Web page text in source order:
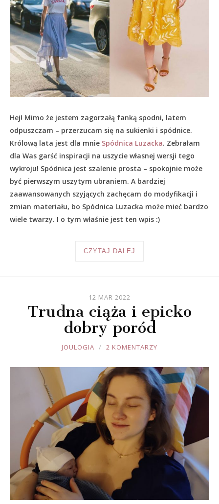
Hej! Mimo że jestem zagorzałą fanką spodni, latem
odpuszczam – przerzucam się na sukienki i spódnice.
Królową lata jest dla mnie Spódnica Luzacka. Zebrałam
dla Was garść inspiracji na uszycie własnej wersji tego
wykroju! Spódnica jest szalenie prosta – spokojnie może
być pierwszym uszytym ubraniem. A bardziej
zaawansowanych szyjących zachęcam do modyfikacji i
zmian materiału, bo Spódnica Luzacka może mieć bardzo
wiele twarzy. I o tym właśnie jest ten wpis :)
CZYTAJ DALEJ
12 MAR 2022
Trudna ciąża i epicko
dobry poród
JOULE
JOULOGIA 2 KOMENTARZY